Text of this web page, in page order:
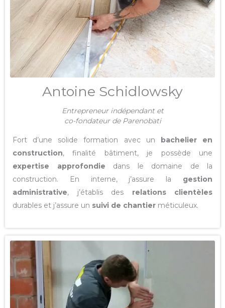
Antoine Schidlowsky
Entrepreneur indépendant et
co-fondateur de Parenobati
Fort d’une solide formation avec un bachelier en
construction, finalité bâtiment, je possède une
expertise approfondie dans le domaine de la
construction. En interne, j’assure la gestion
administrative, j’établis des relations clientèles
durables et j’assure un suivi de chantier méticuleux.